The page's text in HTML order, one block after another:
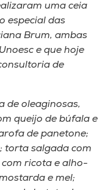
uma ceia
especial das
Brum, ambas
e que hoje
de
de oleaginosas,
queijo de búfala e
de panetone;
torta salgada com
ricota e alho-
e mel;